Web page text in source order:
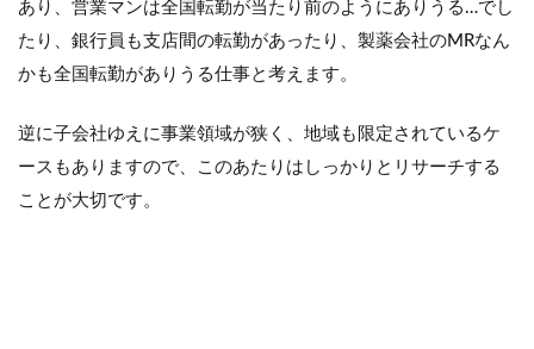
あり、営業マンは全国転勤が当たり前のようにありうる…でし
たり、銀行員も支店間の転勤があったり、製薬会社のMRなん
かも全国転勤がありうる仕事と考えます。
逆に子会社ゆえに事業領域が狭く、地域も限定されているケ
ースもありますので、このあたりはしっかりとリサーチする
ことが大切です。